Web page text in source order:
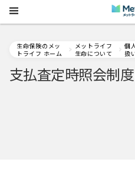
Skip Navigation
生命保険のメッ
トライフ ホーム
メットライフ
生命について
個
扱
支払査定時照会制